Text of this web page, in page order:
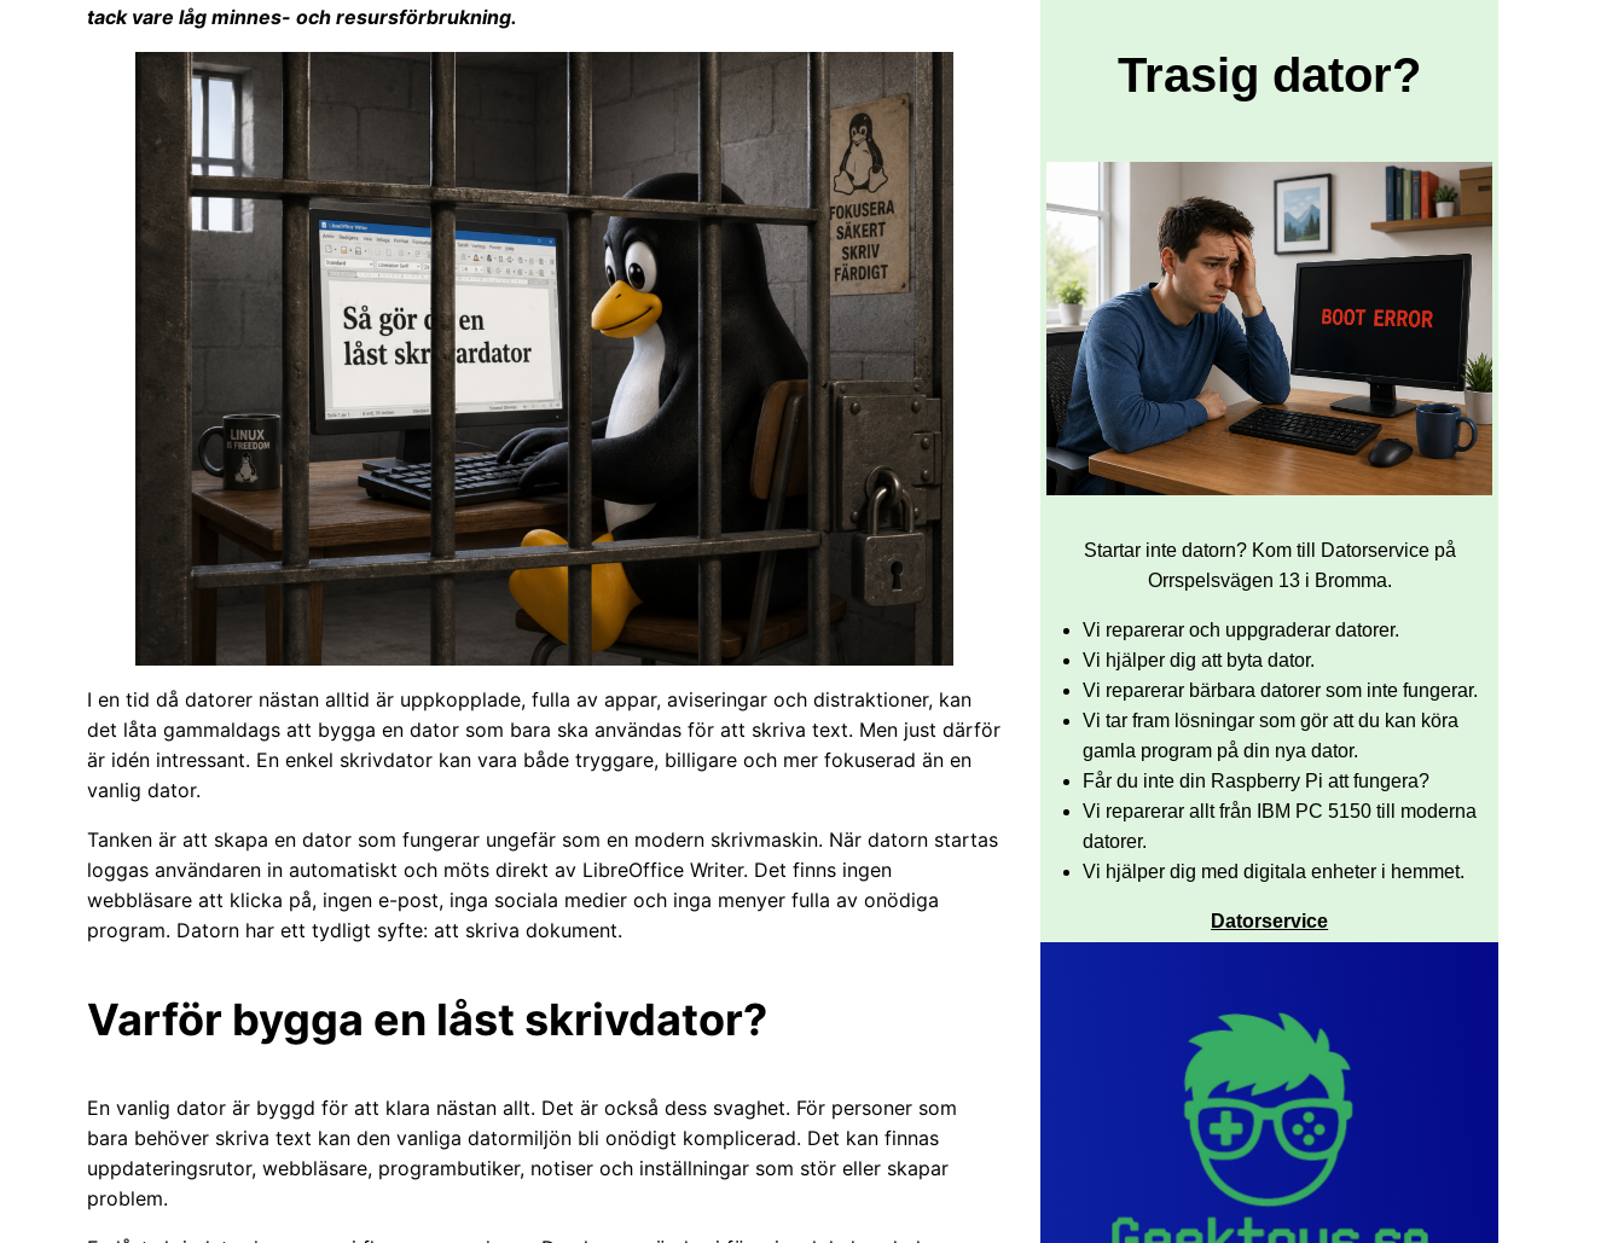
tack vare låg minnes- och resursförbrukning.
I en tid då datorer nästan alltid är uppkopplade, fulla av appar, aviseringar och distraktioner, kan
det låta gammaldags att bygga en dator som bara ska användas för att skriva text. Men just därför
är idén intressant. En enkel skrivdator kan vara både tryggare, billigare och mer fokuserad än en
vanlig dator.
Tanken är att skapa en dator som fungerar ungefär som en modern skrivmaskin. När datorn startas
loggas användaren in automatiskt och möts direkt av LibreOffice Writer. Det finns ingen
webbläsare att klicka på, ingen e-post, inga sociala medier och inga menyer fulla av onödiga
program. Datorn har ett tydligt syfte: att skriva dokument.
Varför bygga en låst skrivdator?
En vanlig dator är byggd för att klara nästan allt. Det är också dess svaghet. För personer som
bara behöver skriva text kan den vanliga datormiljön bli onödigt komplicerad. Det kan finnas
uppdateringsrutor, webbläsare, programbutiker, notiser och inställningar som stör eller skapar
problem.
Trasig dator?
Startar inte datorn? Kom till Datorservice på
Orrspelsvägen 13 i Bromma.
Vi reparerar och uppgraderar datorer.
Vi hjälper dig att byta dator.
Vi reparerar bärbara datorer som inte fungerar.
Vi tar fram lösningar som gör att du kan köra
gamla program på din nya dator.
Får du inte din Raspberry Pi att fungera?
Vi reparerar allt från IBM PC 5150 till moderna
datorer.
Vi hjälper dig med digitala enheter i hemmet.
Datorservice